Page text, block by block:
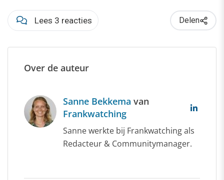
Lees 3 reacties Delen
Over de auteur
Sanne Bekkema van
Frankwatching
Sanne werkte bij Frankwatching als
Redacteur & Communitymanager.